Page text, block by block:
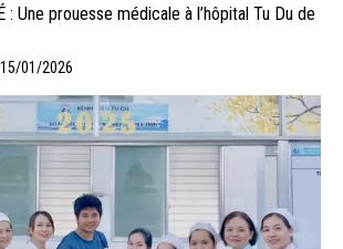
: Une prouesse médicale à l’hôpital Tu Du de
01/2026